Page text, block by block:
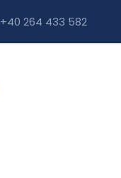
+40 264 433 582